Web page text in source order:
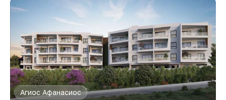
Агиос Афанасиос